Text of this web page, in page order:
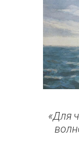
«Для